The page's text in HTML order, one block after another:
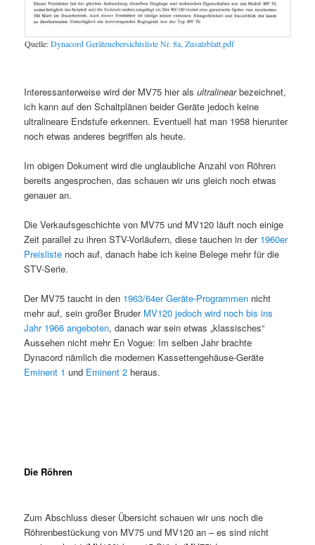
Quelle:Dynacord Geräteuebersichtsliste Nr. 8a, Zusatzblatt.pdf
Interessanterweise wird der MV75 hier alsultralinearbezeichnet,
ich kann auf den Schaltplänen beider Geräte jedoch keine
ultralineare Endstufe erkennen. Eventuell hat man 1958 hierunter
noch etwas anderes begriffen als heute.
Im obigen Dokument wird die unglaubliche Anzahl von Röhren
bereits angesprochen, das schauen wir uns gleich noch etwas
genauer an.
Die Verkaufsgeschichte von MV75 und MV120 läuft noch einige
Zeit parallel zu ihren STV-Vorläufern, diese tauchen in der 1960er
Preisliste noch auf, danach habe ich keine Belege mehr für die
STV-Serie.
Der MV75 taucht in den 1963/64er Geräte-Programmen nicht
mehr auf, sein großer Bruder MV120 jedoch wird noch bis ins
Jahr 1966 angeboten, danach war sein etwas „klassisches“
Aussehen nicht mehr En Vogue: Im selben Jahr brachte
Dynacord nämlich die modernen Kassettengehäuse-Geräte
Eminent 1 und Eminent 2 heraus.
Die Röhren
Zum Abschluss dieser Übersicht schauen wir uns noch die
Röhrenbestückung von MV75 und MV120 an – es sind nicht